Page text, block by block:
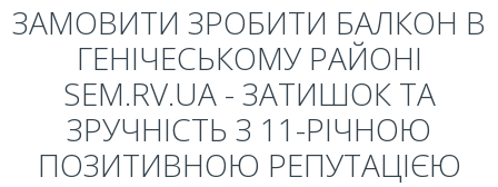
ЗАМОВИТИ ЗРОБИТИ БАЛКОН В
ГЕНІЧЕСЬКОМУ РАЙОНІ
SEM.RV.UA - ЗАТИШОК ТА
ЗРУЧНІСТЬ З 11-РІЧНОЮ
ПОЗИТИВНОЮ РЕПУТАЦІЄЮ